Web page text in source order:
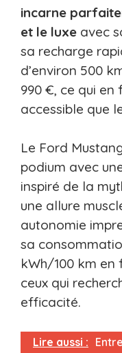
incarne
et le luxe avec
sa recharge
d’environ 500
990 €, ce qui
accessible que
Le Ford
podium avec
inspiré de la
une allure
autonomie
sa
kWh/100 km en
ceux qui
efficacité.
Lire aussi :